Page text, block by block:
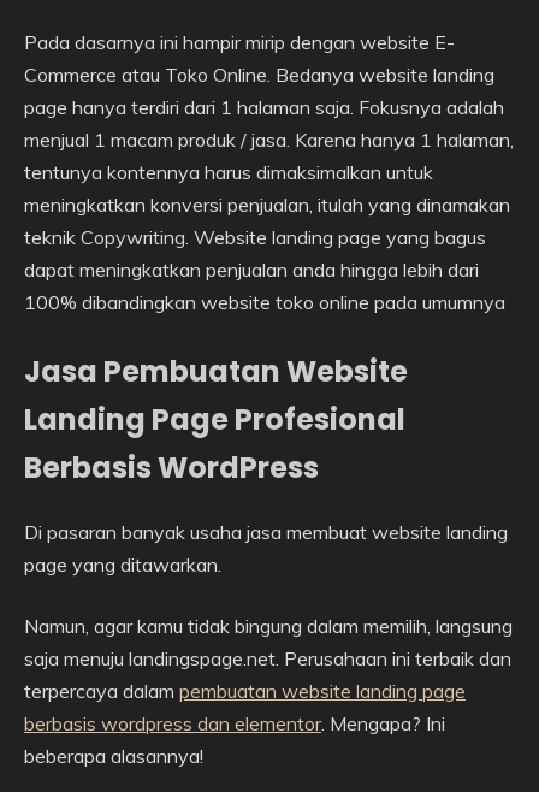
Pada dasarnya ini hampir mirip dengan website E-
Commerce atau Toko Online. Bedanya website landing
page hanya terdiri dari 1 halaman saja. Fokusnya adalah
menjual 1 macam produk / jasa. Karena hanya 1 halaman,
tentunya kontennya harus dimaksimalkan untuk
meningkatkan konversi penjualan, itulah yang dinamakan
teknik Copywriting. Website landing page yang bagus
dapat meningkatkan penjualan anda hingga lebih dari
100% dibandingkan website toko online pada umumnya
Jasa Pembuatan Website
Landing Page Profesional
Berbasis WordPress
Di pasaran banyak usaha jasa membuat website landing
page yang ditawarkan.
Namun, agar kamu tidak bingung dalam memilih, langsung
saja menuju landingspage.net. Perusahaan ini terbaik dan
terpercaya dalam pembuatan website landing page
berbasis wordpress dan elementor. Mengapa? Ini
beberapa alasannya!